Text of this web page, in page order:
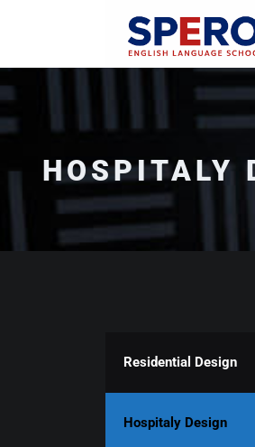
HOSPITALY
Residential Design
Hospitaly Design